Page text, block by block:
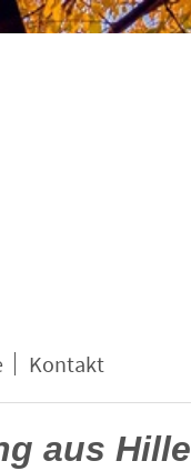
Kontakt
aus Hille